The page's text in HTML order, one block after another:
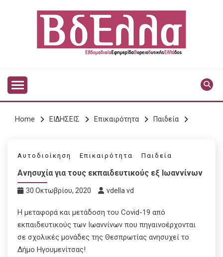
VDELLA
Home ΕΙΔΗΣΕΙΣ Επικαιρότητα Παιδεία
Αυτοδιοίκηση Επικαιρότητα Παιδεία
Ανησυχία για τους εκπαιδευτικούς εξ Ιωαννίνων
30 Οκτωβρίου, 2020 vdella vd
Η μεταφορά και μετάδοση του Covid-19 από
εκπαιδευτικούς των Ιωαννίνων που πηγαινοέρχονται
σε σχολικές μονάδες της Θεσπρωτίας ανησυχεί το
Δήμο Ηγουμενίτσας!